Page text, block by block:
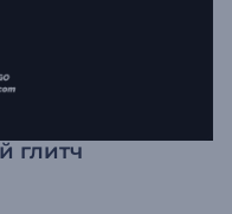
глитч